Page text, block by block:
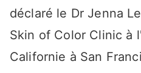
déclaré le Dr Jenna
Skin of Color Clinic à
Californie à San